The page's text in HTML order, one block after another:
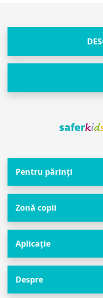
Pentru părinți
Zonă copii
Aplicație
Despre